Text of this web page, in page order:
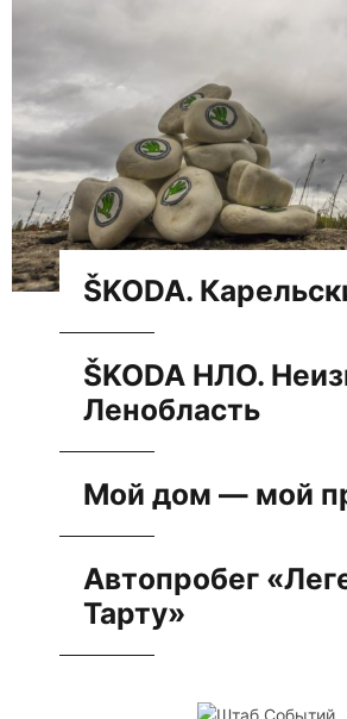
ŠKODA.
ŠKODA НЛО.
Ленобласть
Мой дом — мой
Автопробег
Тарту»